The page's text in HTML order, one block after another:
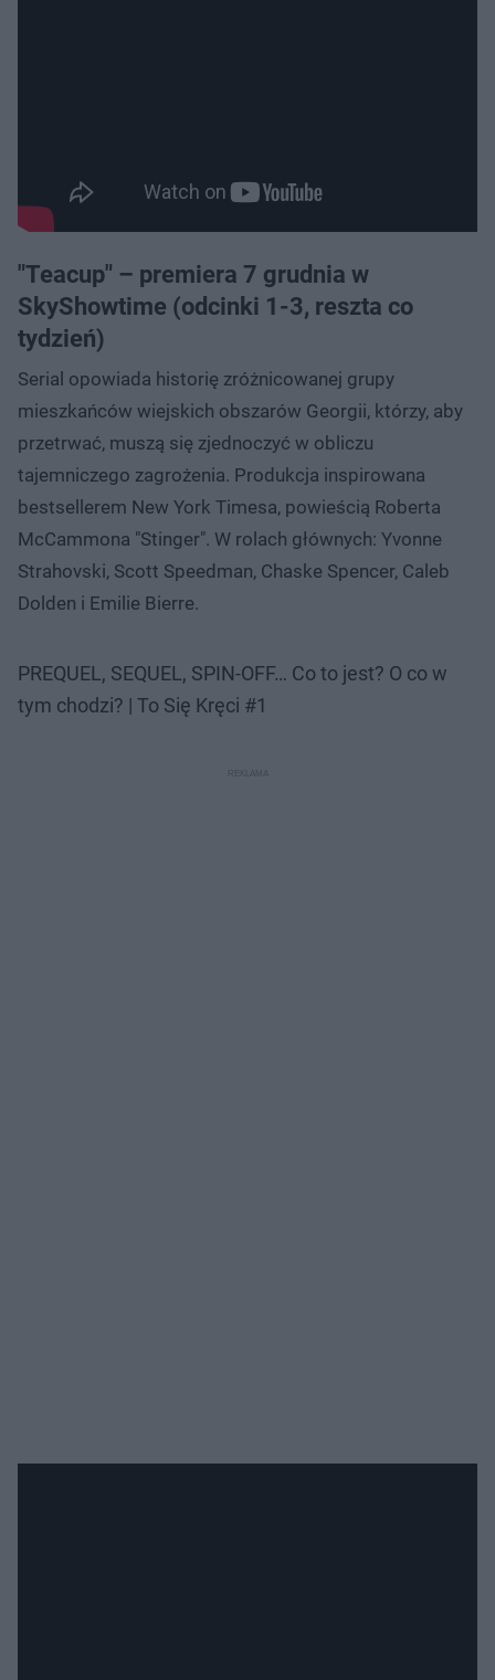
"Teacup" – premiera 7 grudnia w
SkyShowtime (odcinki 1-3, reszta co
tydzień)
Serial opowiada historię zróżnicowanej grupy
mieszkańców wiejskich obszarów Georgii, którzy, aby
przetrwać, muszą się zjednoczyć w obliczu
tajemniczego zagrożenia. Produkcja inspirowana
bestsellerem New York Timesa, powieścią Roberta
McCammona "Stinger". W rolach głównych: Yvonne
Strahovski, Scott Speedman, Chaske Spencer, Caleb
Dolden i Emilie Bierre.
PREQUEL, SEQUEL, SPIN-OFF… Co to jest? O co w
tym chodzi? | To Się Kręci #1